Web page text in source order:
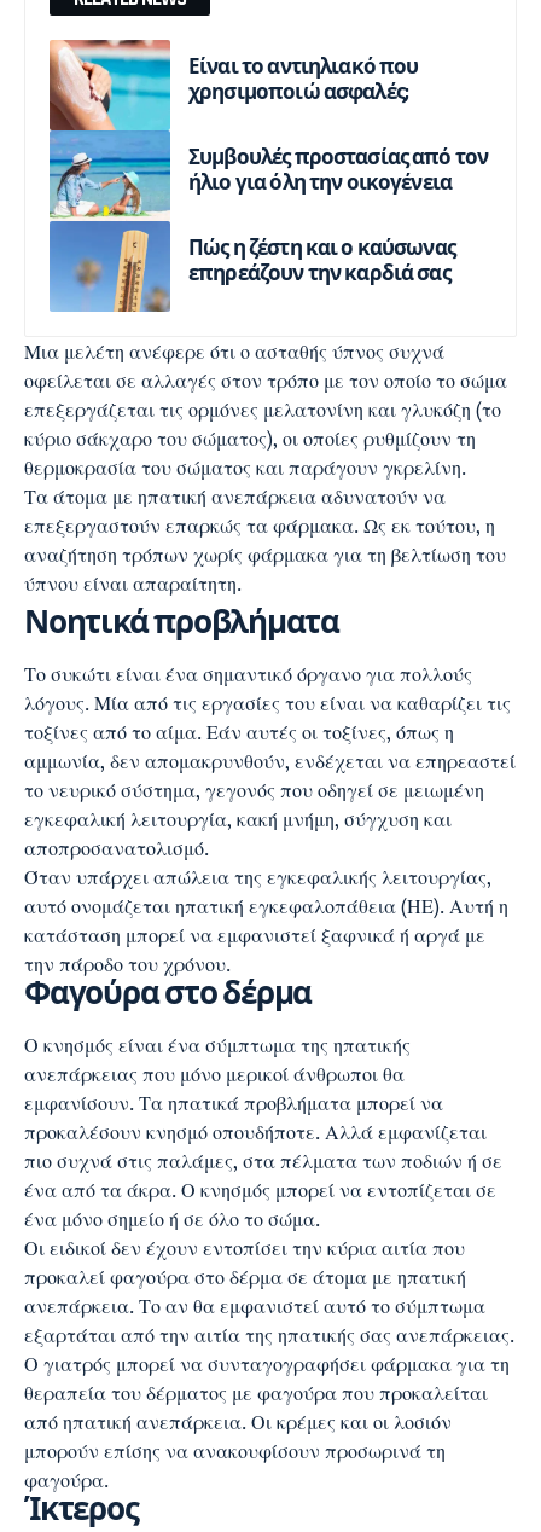
Είναι το αντιηλιακό που
χρησιμοποιώ ασφαλές;
Συμβουλές προστασίας από τον
ήλιο για όλη την οικογένεια
Πώς η ζέστη και ο καύσωνας
επηρεάζουν την καρδιά σας
Μια μελέτη ανέφερε ότι ο ασταθής ύπνος συχνά
οφείλεται σε αλλαγές στον τρόπο με τον οποίο το σώμα
επεξεργάζεται τις ορμόνες μελατονίνη και γλυκόζη (το
κύριο σάκχαρο του σώματος), οι οποίες ρυθμίζουν τη
θερμοκρασία του σώματος και παράγουν γκρελίνη.
Τα άτομα με ηπατική ανεπάρκεια αδυνατούν να
επεξεργαστούν επαρκώς τα φάρμακα. Ως εκ τούτου, η
αναζήτηση τρόπων χωρίς φάρμακα για τη βελτίωση του
ύπνου είναι απαραίτητη.
Νοητικά προβλήματα
Το συκώτι είναι ένα σημαντικό όργανο για πολλούς
λόγους. Μία από τις εργασίες του είναι να καθαρίζει τις
τοξίνες από το αίμα. Εάν αυτές οι τοξίνες, όπως η
αμμωνία, δεν απομακρυνθούν, ενδέχεται να επηρεαστεί
το νευρικό σύστημα, γεγονός που οδηγεί σε μειωμένη
εγκεφαλική λειτουργία, κακή μνήμη, σύγχυση και
αποπροσανατολισμό.
Όταν υπάρχει απώλεια της εγκεφαλικής λειτουργίας,
αυτό ονομάζεται ηπατική εγκεφαλοπάθεια (ΗΕ). Αυτή η
κατάσταση μπορεί να εμφανιστεί ξαφνικά ή αργά με
την πάροδο του χρόνου.
Φαγούρα στο δέρμα
Ο κνησμός είναι ένα σύμπτωμα της ηπατικής
ανεπάρκειας που μόνο μερικοί άνθρωποι θα
εμφανίσουν. Τα ηπατικά προβλήματα μπορεί να
προκαλέσουν κνησμόοπουδήποτε. Αλλά εμφανίζεται
πιο συχνά στις παλάμες, στα πέλματα των ποδιών ή σε
ένα από τα άκρα. Ο κνησμός μπορεί να εντοπίζεται σε
ένα μόνο σημείο ή σε όλο το σώμα.
Οι ειδικοί δεν έχουν εντοπίσει την κύρια αιτία που
προκαλεί φαγούρα στο δέρμα σε άτομα με ηπατική
ανεπάρκεια. Το αν θα εμφανιστεί αυτό το σύμπτωμα
εξαρτάται από την αιτία της ηπατικής σας ανεπάρκειας.
Ο γιατρός μπορεί να συνταγογραφήσει φάρμακα για τη
θεραπεία του δέρματος με φαγούρα που προκαλείται
από ηπατική ανεπάρκεια. Οι κρέμες και οι λοσιόν
μπορούν επίσης να ανακουφίσουν προσωρινά τη
φαγούρα.
Ίκτερος